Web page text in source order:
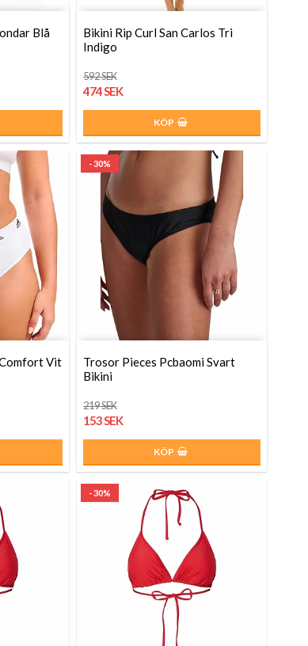
Blå
Bikini Rip Curl San Carlos Tri
Indigo
592 SEK
474 SEK
KÖP
Vit
- 30%
Trosor Pieces Pcbaomi Svart
Bikini
219 SEK
153 SEK
KÖP
- 30%